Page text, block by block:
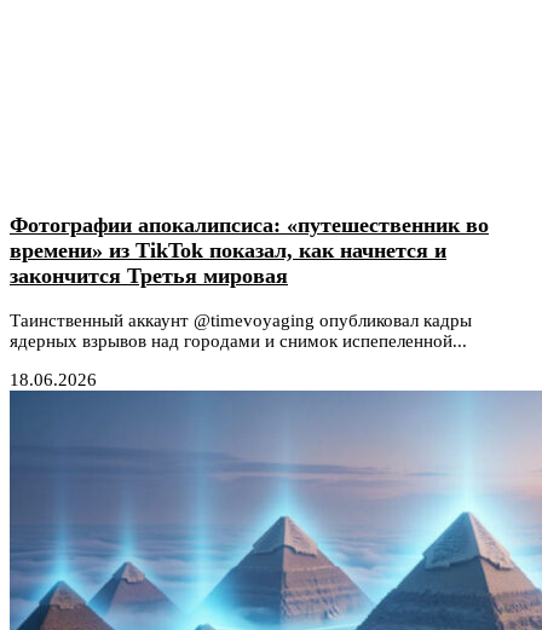
Фотографии апокалипсиса: «путешественник во
времени» из TikTok показал, как начнется и
закончится Третья мировая
Таинственный аккаунт @timevoyaging опубликовал кадры
ядерных взрывов над городами и снимок испепеленной...
18.06.2026